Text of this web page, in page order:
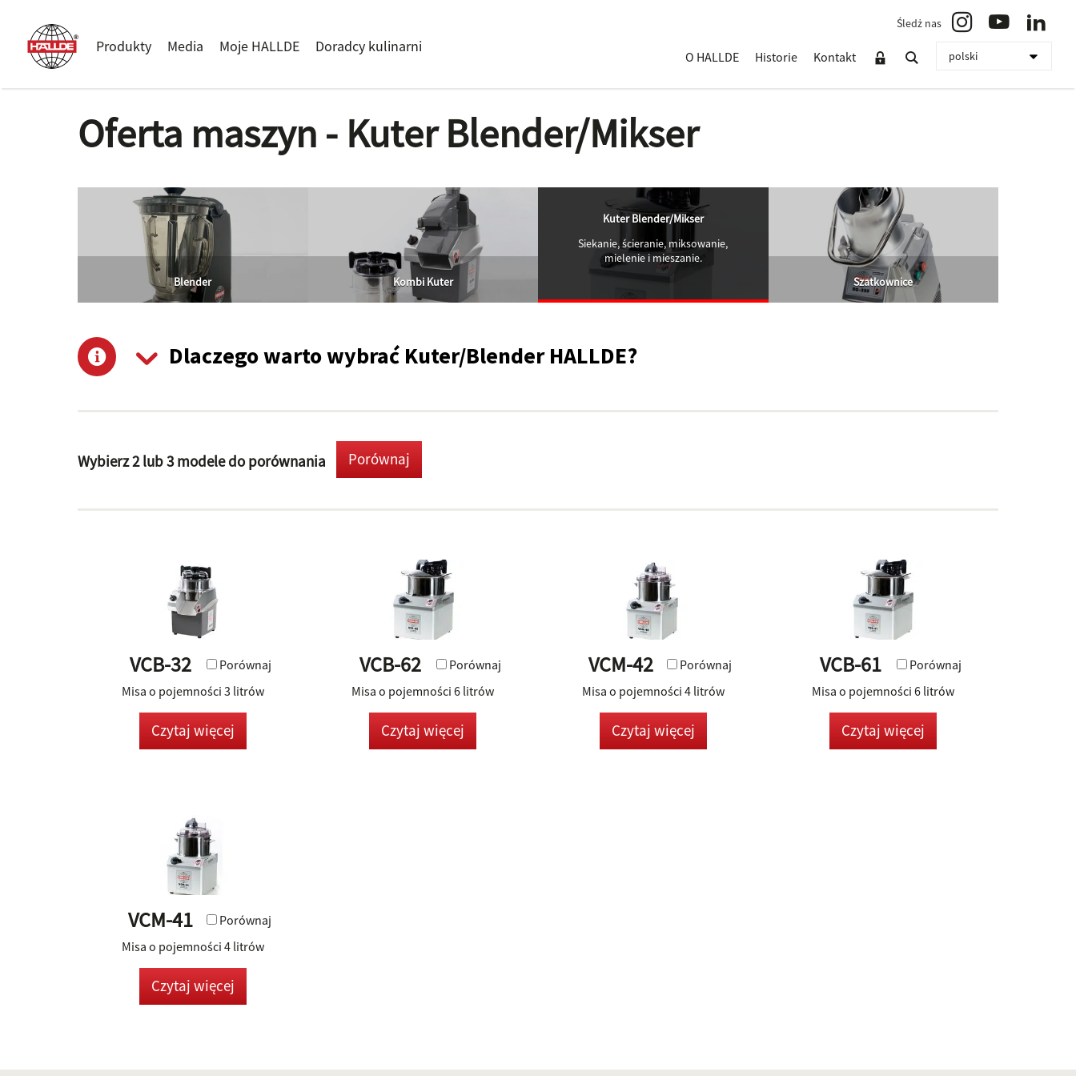
Produkty Media Moje HALLDE Doradcy kulinarni
Śledż nas
O HALLDE Historie Kontakt
Oferta maszyn - Kuter Blender/Mikser
Blender Kombi Kuter
Kuter Blender/Mikser
Siekanie, ścieranie, miksowanie,
mielenie i mieszanie.
Szatkownice
Dlaczego warto wybrać Kuter/Blender HALLDE?
Wybierz 2 lub 3 modele do porównania Porównaj
Porównaj
VCB-32
Misa o pojemności 3 litrów
Czytaj więcej
Porównaj
VCB-62
Misa o pojemności 6 litrów
Czytaj więcej
Porównaj
VCM-42
Misa o pojemności 4 litrów
Czytaj więcej
Porównaj
VCB-61
Misa o pojemności 6 litrów
Czytaj więcej
Porównaj
VCM-41
Misa o pojemności 4 litrów
Czytaj więcej